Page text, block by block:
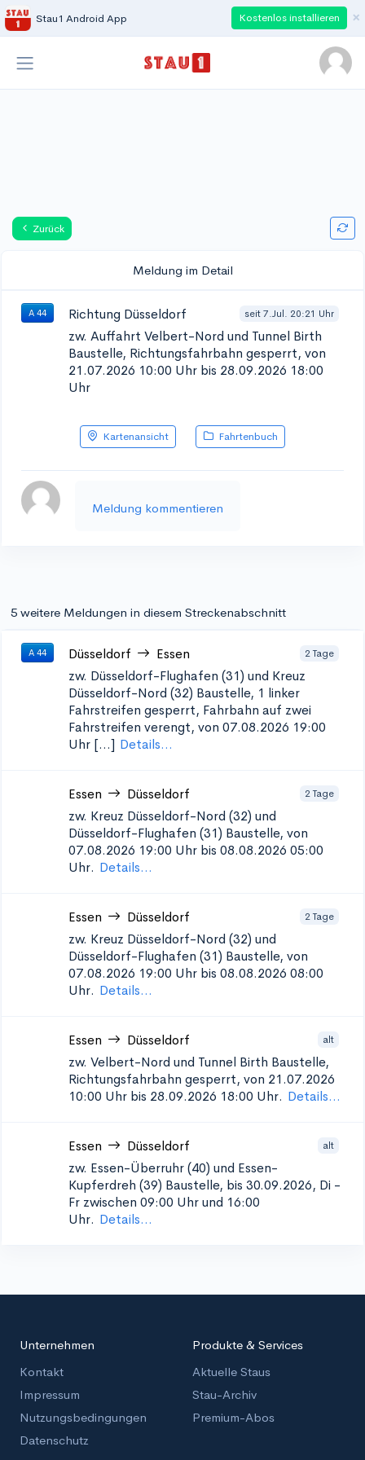
Stau1 Android App Kostenlos installieren ×
Zurück
Meldung im Detail
A 44 Richtung Düsseldorf seit 7.Jul. 20:21 Uhr
zw. Auffahrt Velbert-Nord und Tunnel Birth
Baustelle, Richtungsfahrbahn gesperrt, von
21.07.2026 10:00 Uhr bis 28.09.2026 18:00
Uhr
Kartenansicht Fahrtenbuch
Meldung kommentieren
5 weitere Meldungen in diesem Streckenabschnitt
A 44 Düsseldorf Essen 2 Tage
zw. Düsseldorf-Flughafen (31) und Kreuz
Düsseldorf-Nord (32) Baustelle, 1 linker
Fahrstreifen gesperrt, Fahrbahn auf zwei
Fahrstreifen verengt, von 07.08.2026 19:00
Uhr [...] Details...
Essen Düsseldorf 2 Tage
zw. Kreuz Düsseldorf-Nord (32) und
Düsseldorf-Flughafen (31) Baustelle, von
07.08.2026 19:00 Uhr bis 08.08.2026 05:00
Uhr. Details...
Essen Düsseldorf 2 Tage
zw. Kreuz Düsseldorf-Nord (32) und
Düsseldorf-Flughafen (31) Baustelle, von
07.08.2026 19:00 Uhr bis 08.08.2026 08:00
Uhr. Details...
Essen Düsseldorf alt
zw. Velbert-Nord und Tunnel Birth Baustelle,
Richtungsfahrbahn gesperrt, von 21.07.2026
10:00 Uhr bis 28.09.2026 18:00 Uhr. Details...
Essen Düsseldorf alt
zw. Essen-Überruhr (40) und Essen-
Kupferdreh (39) Baustelle, bis 30.09.2026, Di -
Fr zwischen 09:00 Uhr und 16:00
Uhr. Details...
Unternehmen
Kontakt
Impressum
Nutzungsbedingungen
Datenschutz
Produkte & Services
Aktuelle Staus
Stau-Archiv
Premium-Abos